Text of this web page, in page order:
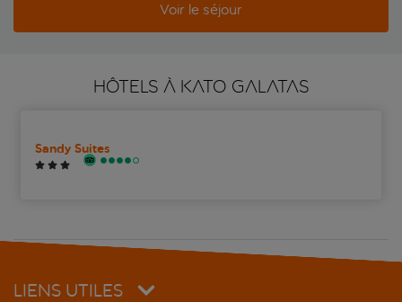
Voir le séjour
HÔTELS À KATO GALATAS
Sandy Suites
LIENS UTILES